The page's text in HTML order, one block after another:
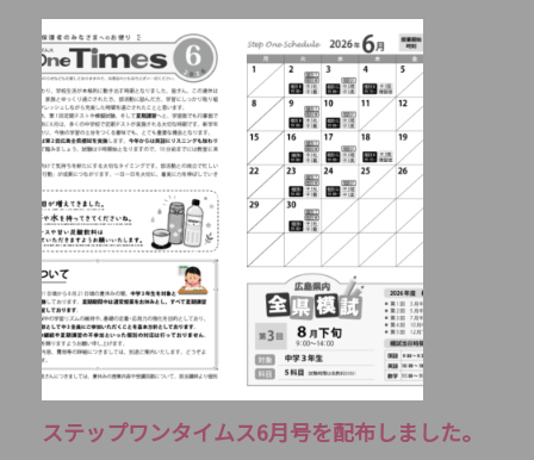
ステップワンタイムス6月号を配布しました。